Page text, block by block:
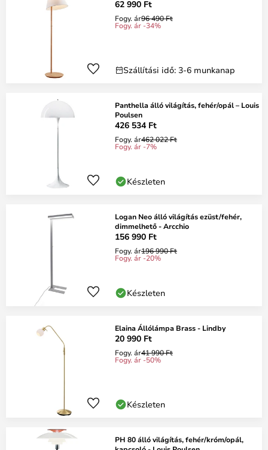
62 990 Ft
Fogy. ár96 490 Ft
Fogy. ár -34%
Szállítási idő: 3-6 munkanap
Panthella álló világítás, fehér/opál – Louis
Poulsen
426 534 Ft
Fogy. ár462 022 Ft
Fogy. ár -7%
Készleten
Logan Neo álló világítás ezüst/fehér,
dimmelhető - Arcchio
156 990 Ft
Fogy. ár196 990 Ft
Fogy. ár -20%
Készleten
Elaina Állólámpa Brass - Lindby
20 990 Ft
Fogy. ár41 990 Ft
Fogy. ár -50%
Készleten
PH 80 álló világítás, fehér/króm/opál,